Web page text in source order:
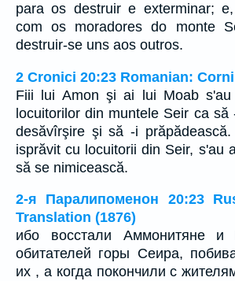
para os destruir e exterminar;
com os moradores do monte
destruir-se uns aos outros.
2 Cronici 20:23 Romanian:
Fiii lui Amon şi ai lui Moab s'au
locuitorilor din muntele Seir ca să
desăvîrşire şi să -i
isprăvit cu locuitorii din Seir, s'au
să se nimicească.
2-я Паралипоменон 20:23
Translation (1876)
ибо восстали Аммонитяне и
обитателей горы Сеира,
их , а когда покончили с